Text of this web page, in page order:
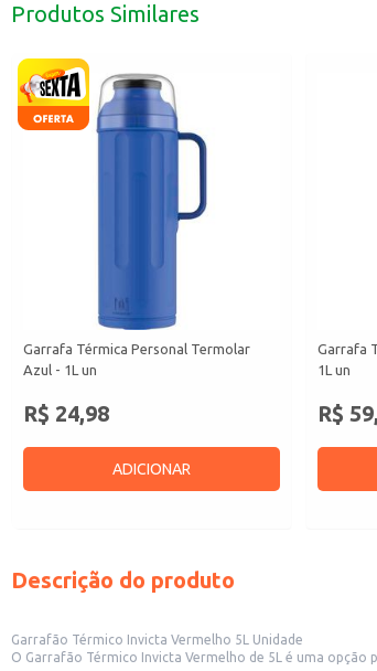
Produtos Similares
Garrafa Térmica Personal Termolar
Azul - 1L un
R$ 24,98
ADICIONAR
Garrafa
1L un
R$
Descrição do produto
Garrafão Térmico Invicta Vermelho 5L Unidade
O Garrafão Térmico Invicta Vermelho de 5L é uma opção prática e eficiente para manter